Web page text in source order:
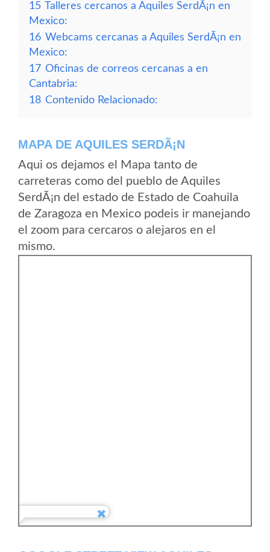
15 Talleres cercanos a Aquiles SerdÃ¡n en
Mexico:
16 Webcams cercanas a Aquiles SerdÃ¡n en
Mexico:
17 Oficinas de correos cercanas a en
Cantabria:
18 Contenido Relacionado:
MAPA DE AQUILES SERDÃ¡N
Aqui os dejamos el Mapa tanto de
carreteras como del pueblo de Aquiles
SerdÃ¡n del estado de Estado de Coahuila
de Zaragoza en Mexico podeis ir manejando
el zoom para cercaros o alejaros en el
mismo.